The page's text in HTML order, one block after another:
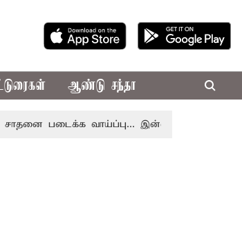
ஆண்டு சந்தா
படைக்க வாய்ப்பு... இன்றைய ராசிபலன்